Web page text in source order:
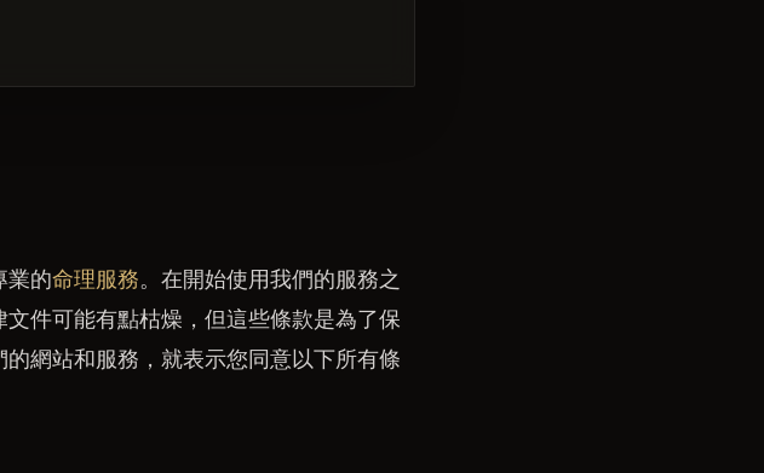
業的命理服務。在開始使用我們的服務之
件可能有點枯燥，但這些條款是為了保
網站和服務，就表示您同意以下所有條